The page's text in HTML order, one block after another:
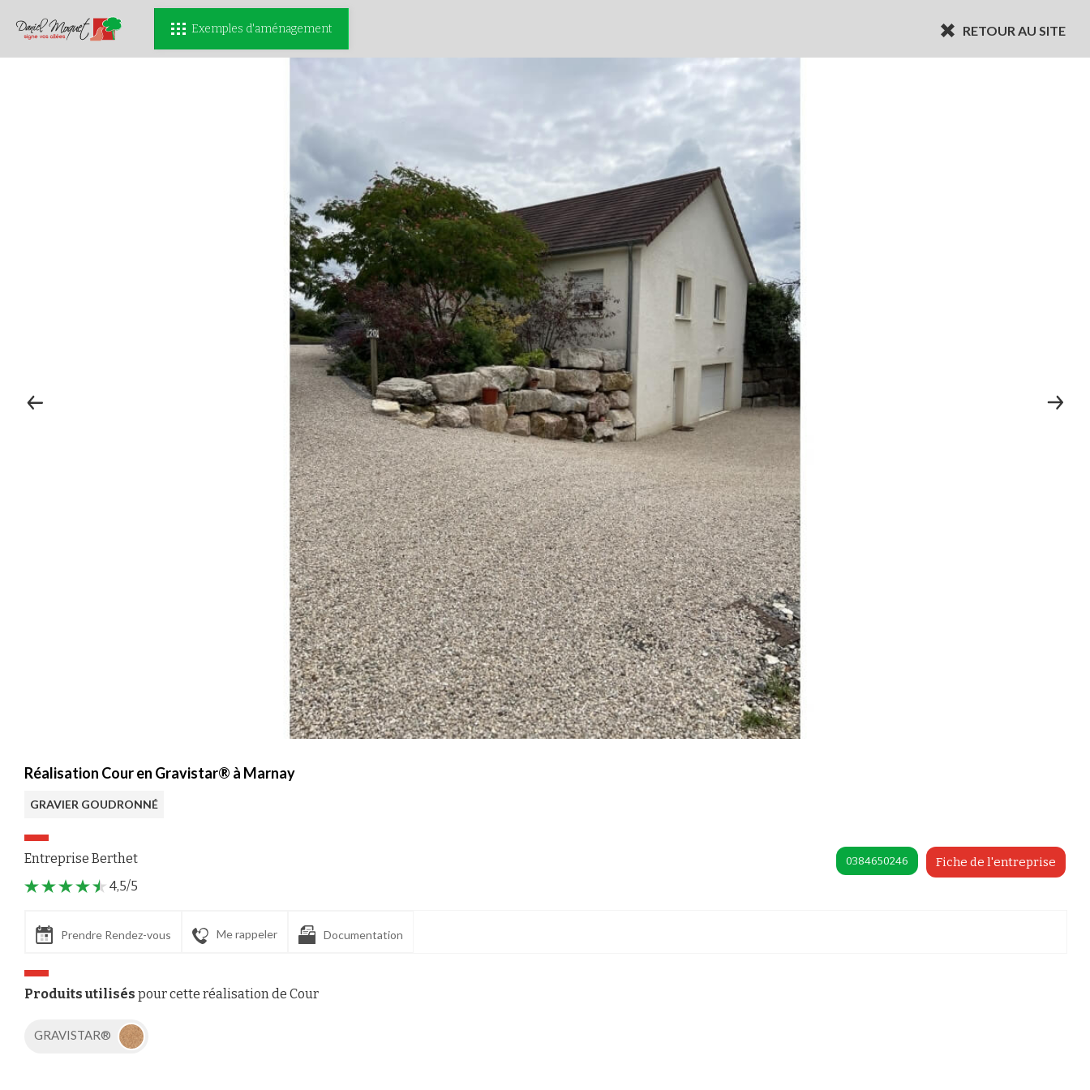
RETOUR AU SITE
Exemples d'aménagement
Réalisation Cour en Gravistar® à Marnay
GRAVIER GOUDRONNÉ
Entreprise Berthet Fiche de l'entreprise
0384650246
4,5/5
Prendre Rendez-vous Me rappeler Documentation
Produits utilisés pour cette réalisation de Cour
GRAVISTAR®